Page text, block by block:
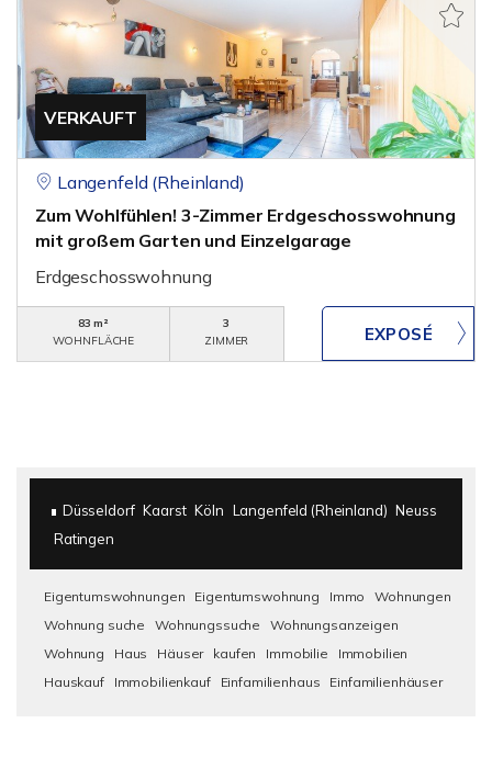
VERKAUFT
Langenfeld (Rheinland)
Zum Wohlfühlen! 3-Zimmer Erdgeschosswohnung
mit großem Garten und Einzelgarage
Erdgeschosswohnung
83 m²
WOHNFLÄCHE
3
ZIMMER
Düsseldorf Kaarst Köln Langenfeld (Rheinland) Neuss
Ratingen
Eigentumswohnungen Eigentumswohnung Immo
Wohnungen
Wohnung suche
Wohnungssuche
Wohnungsanzeigen
Wohnung
Haus Häuser kaufen Immobilie
Immobilien
Hauskauf
Immobilienkauf Einfamilienhaus Einfamilienhäuser